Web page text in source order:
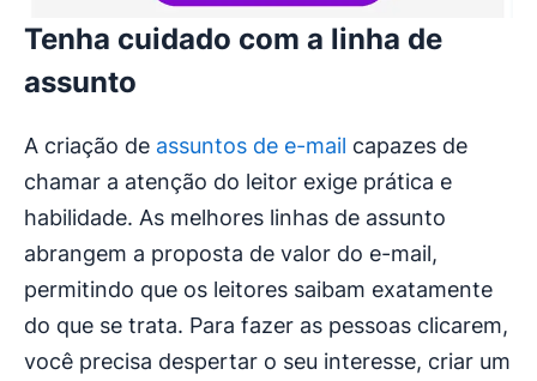
Tenha cuidado com a linha de
assunto
A criação de assuntos de e-mail capazes de
chamar a atenção do leitor exige prática e
habilidade. As melhores linhas de assunto
abrangem a proposta de valor do e-mail,
permitindo que os leitores saibam exatamente
do que se trata. Para fazer as pessoas clicarem,
você precisa despertar o seu interesse, criar um